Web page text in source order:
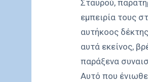
Σταυρού,
εμπειρία τους
αυτήκοος
αυτά εκείνος,
παράξενα
Αυτό που